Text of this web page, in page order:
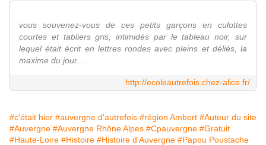
vous souvenez-vous de ces petits garçons en culottes
courtes et tabliers gris, intimidés par le tableau noir, sur
lequel était écrit en lettres rondes avec pleins et déliés, la
maxime du jour...
http://ecoleautrefois.chez-alice.fr/
#c'était hier #auvergne d'autrefois #région Ambert #Auteur du site
#Auvergne #Auvergne Rhône Alpes #Cpauvergne #Gratuit
#Haute-Loire #Histoire #Histoire d'Auvergne #Papou Poustache